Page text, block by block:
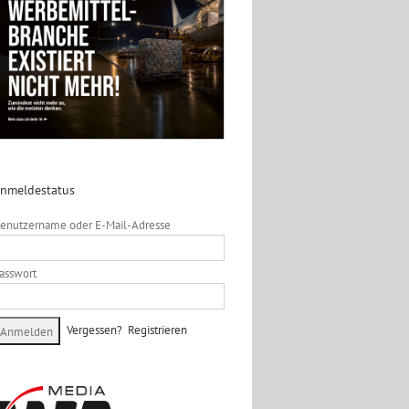
oder E-Mail-Adresse
Vergessen? Registrieren